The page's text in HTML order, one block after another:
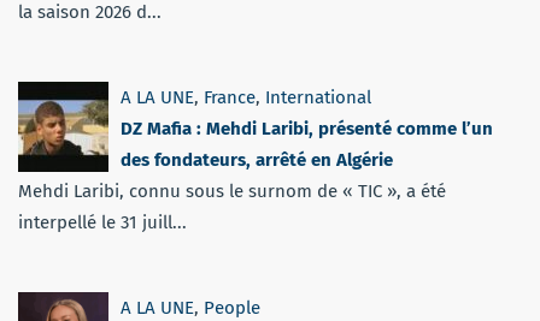
la saison 2026 d...
A LA UNE, France, International
DZ Mafia : Mehdi Laribi, présenté comme l’un
des fondateurs, arrêté en Algérie
Mehdi Laribi, connu sous le surnom de « TIC », a été
interpellé le 31 juill...
A LA UNE, People